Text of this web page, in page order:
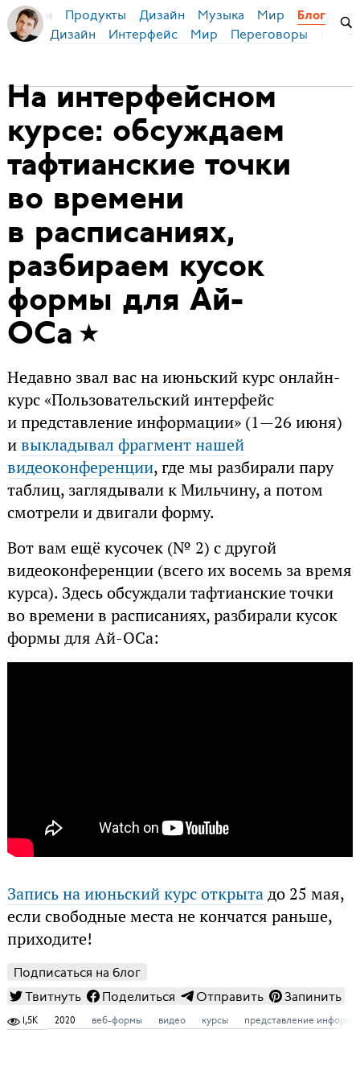
Бирман Продукты Дизайн Музыка Мир Блог
Дизайн Интерфейс Мир Переговоры
На интерфейсном
курсе: обсуждаем
тафтианские точки
во времени
в расписаниях,
разбираем кусок
формы для Ай-
ОСа
Недавно звал вас на июньский курс онлайн-
курс «Пользовательский интерфейс
и представление информации» (1—26 июня)
ивыкладывал фрагмент нашей
видеоконференции, где мы разбирали пару
таблиц, заглядывали к Мильчину, а потом
смотрели и двигали форму.
Вот вам ещё кусочек (№ 2) с другой
видеоконференции (всего их восемь за время
курса). Здесь обсуждали тафтианские точки
во времени в расписаниях, разбирали кусок
формы для Ай-ОСа:
Запись на июньский курс открытадо 25 мая,
если свободные места не кончатся раньше,
приходите!
Подписаться на блог
Твитнуть
Поделиться Отправить Запинить
1,5K 2020 веб-формы видео курсы представление